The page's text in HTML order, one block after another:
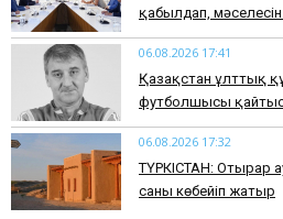
қабылдап,
06.08.2026 17:41
Қазақстан ұлттық
футболшысы
06.08.2026 17:32
ТҮРКІСТАН: Отырар
саны көбейіп жатыр